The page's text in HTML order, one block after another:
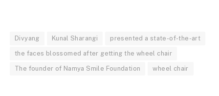
Divyang Kunal Sharangi presented a state-of-the-art
the faces blossomed after getting the wheel chair
The founder of Namya Smile Foundation wheel chair